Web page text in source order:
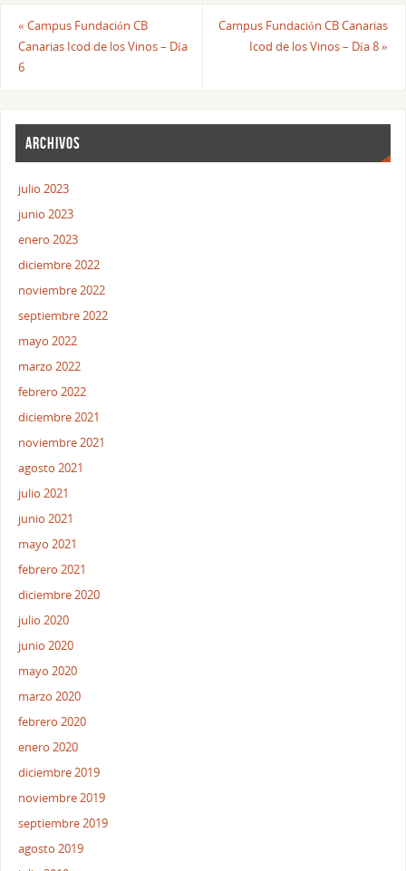
« Campus Fundación CB
Canarias Icod de los Vinos – Día
6
Campus Fundación CB Canarias
Icod de los Vinos – Día 8»
ARCHIVOS
julio 2023
junio 2023
enero 2023
diciembre 2022
noviembre 2022
septiembre 2022
mayo 2022
marzo 2022
febrero 2022
diciembre 2021
noviembre 2021
agosto 2021
julio 2021
junio 2021
mayo 2021
febrero 2021
diciembre 2020
julio 2020
junio 2020
mayo 2020
marzo 2020
febrero 2020
enero 2020
diciembre 2019
noviembre 2019
septiembre 2019
agosto 2019